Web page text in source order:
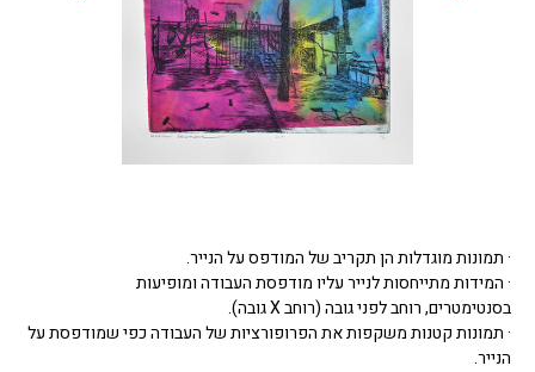
· תמונות מוגדלות הן תקריב של המודפס על הנייר.
· המידות מתייחסות לנייר עליו מודפסת העבודה ומופיעות
בסנטימטרים, רוחב לפני גובה (רוחב X גובה).
· תמונות קטנות משקפות את הפרופורציות של העבודה כפי שמודפסת על
הנייר.